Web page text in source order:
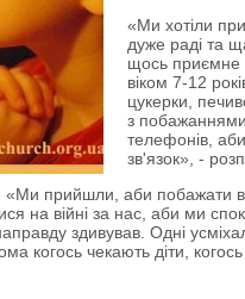
«Ми хотіли
дуже раді та
щось приємне
віком 7-12
цукерки,
з
телефонів,
зв'язок», -
прийшли, аби побажати
на війні за нас, аби ми
здивував. Одні
когось чекають діти, когось